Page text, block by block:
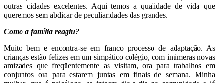
outras cidades excelentes. Aqui temos a qualidade de vida que
queremos sem abdicar de peculiaridades das grandes.
Como a família reagiu?
Muito bem e encontra-se em franco processo de adaptação. As
crianças estão felizes em um simpático colégio, com inúmeras novas
amizades que freqüentemente as visitam, ora para trabalhos em
conjuntos ora para estarem juntas em finais de semana. Minha